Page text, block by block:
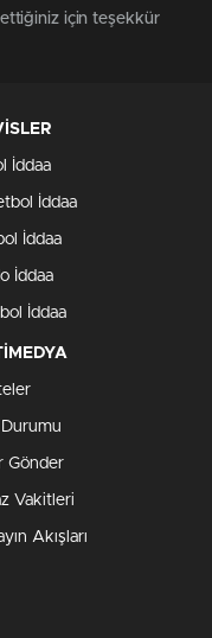
için teşekkür
İddaa
İddaa
İddaa
İddaa
İddaa
Gönder
Vakitleri
Akışları